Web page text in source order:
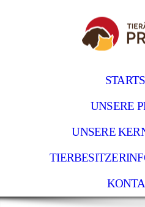
UNSERE
UNSERE